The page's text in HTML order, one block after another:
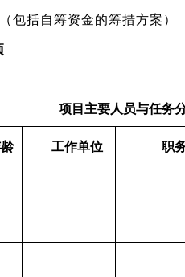
包括自筹资金的筹措方案）
项目主要人员与任务
工作单位 职